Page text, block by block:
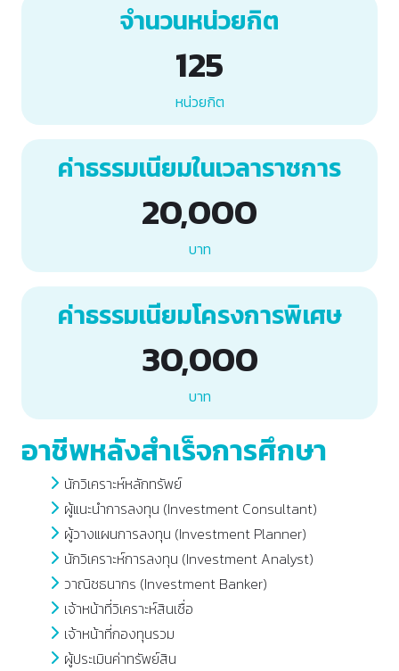
จำนวนหน่วยกิต
125
หน่วยกิต
ค่าธรรมเนียมในเวลาราชการ
20,000
บาท
ค่าธรรมเนียมโครงการพิเศษ
30,000
บาท
อาชีพหลังสำเร็จการศึกษา
นักวิเคราะห์หลักทรัพย์
ผู้แนะนำการลงทุน (Investment Consultant)
ผู้วางแผนการลงทุน (Investment Planner)
นักวิเคราะห์การลงทุน (Investment Analyst)
วาณิชธนากs (Investment Banker)
เจ้าหน้าที่วิเคราะห์สินเชื่อ
เจ้าหน้าที่กองทุนรวม
ผู้ประเมินค่าทรัพย์สิน